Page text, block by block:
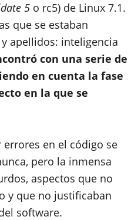
5 o rc5) de Linux 7.1.
que se estaban
apellidos: inteligencia
con una serie de
en cuenta la fase
en la que se
en el código se
pero la inmensa
aspectos que no
y que no justificaban
software.